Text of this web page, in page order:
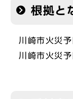
根拠と
川崎市火災予
川崎市火災予